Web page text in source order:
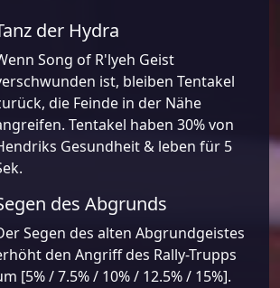
der Hydra
Song of R'lyeh Geist
ist, bleiben Tentakel
die Feinde in der Nähe
Tentakel haben 30% von
Gesundheit & leben für 5
des Abgrunds
Segen des alten Abgrundgeistes
den Angriff des Rally-Trupps
[5% / 7.5% / 10% / 12.5% / 15%].